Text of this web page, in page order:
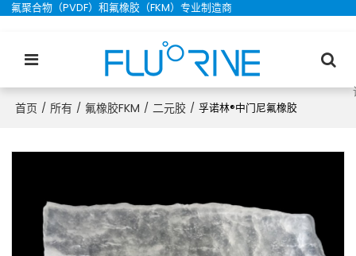
氟聚合物（PVDF）和氟橡胶（FKM）专业制造商
首页 / 所有 / 氟橡胶FKM / 二元胶 / 孚诺林®中门尼氟橡胶